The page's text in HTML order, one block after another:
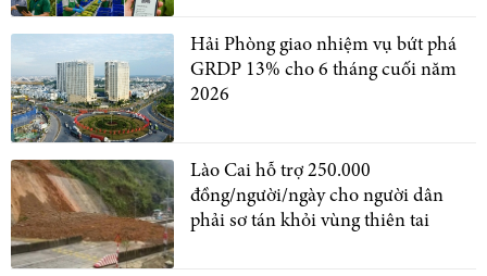
Hải Phòng giao nhiệm vụ bứt phá
GRDP 13% cho 6 tháng cuối năm
2026
Lào Cai hỗ trợ 250.000
đồng/người/ngày cho người dân
phải sơ tán khỏi vùng thiên tai